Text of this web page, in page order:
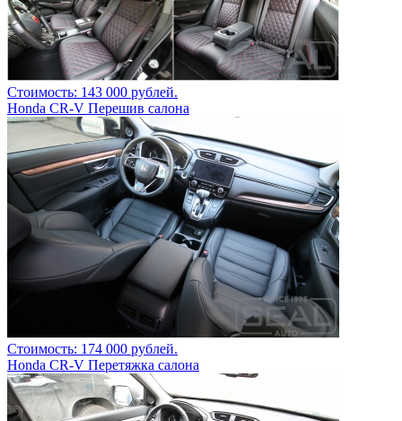
Стоимость: 143 000 рублей.
Honda CR-V Перешив салона
Стоимость: 174 000 рублей.
Honda CR-V Перетяжка салона